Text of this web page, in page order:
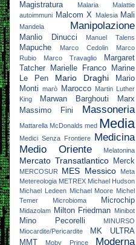
Magistratura Malaria
Malattie
autoimmuni Malcom X Malesia Mali
Mandela Manipolazione
Manlio Dinucci Manuel Talens
Mapuche Marco Cedolin
Marco
Rubio
Marco Travaglio
Margaret
Tatcher
Marielle Franco
Marine
Le Pen
Mario Draghi
Mario
Monti
marò Marocco
Martin Luther
King
Marwan Barghouti
Marx
Massimo Fini
Massoneria
Mattarella McDonalds med Media
Medici Senza Frontiere Medicina
Medio Oriente
Melatonina
Mercato Transatlantico Merck
MERCOSUR MES Messico
Meta
Metereologia METREX Michael Hudson
Michael Ledeen Michael Moore Michel
Temer
Microbioma Microchip
Midazolam Milton Friedman Minibot
Mino Pecorelli
MINURSO
Miocardite/Pericardite
MK ULTRA
MMT
Moby Prince Moderna